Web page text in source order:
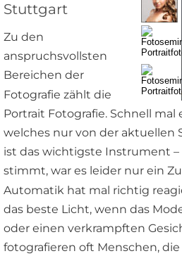
Stuttgart
Zu den
anspruchsvollsten
Bereichen der
Fotografie zählt die
Portrait Fotografie. Schnell
welches nur von der aktuellen
ist das wichtigste Instrument
stimmt, war es leider nur ein
Automatik hat mal richtig
das beste Licht, wenn das
oder einen verkrampften
fotografieren oft Menschen,